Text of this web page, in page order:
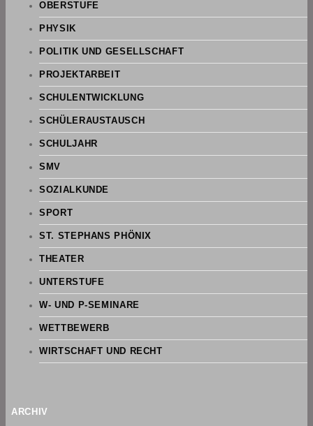
OBERSTUFE
PHYSIK
POLITIK UND GESELLSCHAFT
PROJEKTARBEIT
SCHULENTWICKLUNG
SCHÜLERAUSTAUSCH
SCHULJAHR
SMV
SOZIALKUNDE
SPORT
ST. STEPHANS PHÖNIX
THEATER
UNTERSTUFE
W- UND P-SEMINARE
WETTBEWERB
WIRTSCHAFT UND RECHT
ARCHIV